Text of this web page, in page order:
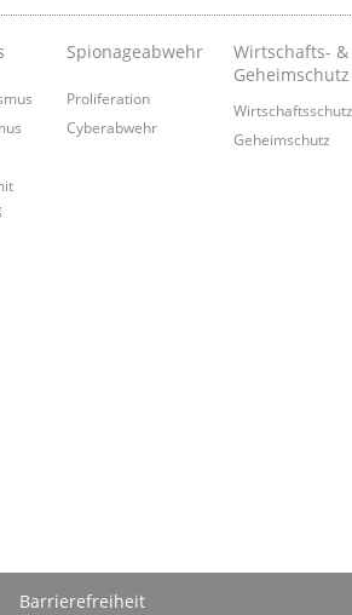
Spionageabwehr
Proliferation
Cyberabwehr
Wirtschafts- &
Geheimschutz
Wirtschaftsschutz
Geheimschutz
Barrierefreiheit